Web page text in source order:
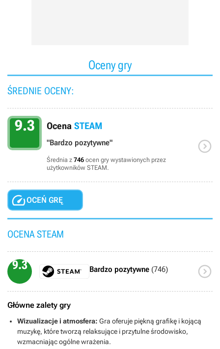
Oceny gry
ŚREDNIE OCENY:
9.3 Ocena STEAM
"Bardzo pozytywne"
Średnia z 746 ocen gry wystawionych przez
użytkowników STEAM.

OCEŃ GRĘ
OCENA STEAM
9.3 Bardzo pozytywne (746) 
Główne zalety gry
Wizualizacje i atmosfera: Gra oferuje piękną grafikę i kojącą
muzykę, które tworzą relaksujące i przytulne środowisko,
wzmacniając ogólne wrażenia.